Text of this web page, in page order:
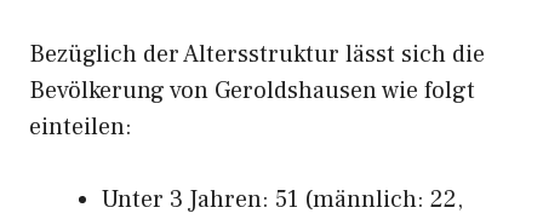
Bezüglich der Altersstruktur lässt sich die
Bevölkerung von Geroldshausen wie folgt
einteilen:
Unter 3 Jahren: 51 (männlich: 22,